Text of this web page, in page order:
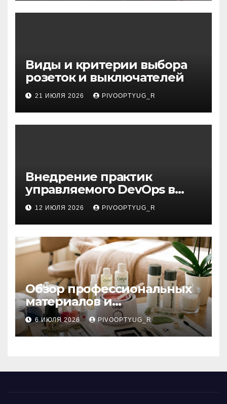
Виды и критерии выбора
розеток и выключателей
21 ИЮЛЯ 2026 PIVOOPTYUG_R
Внедрение практик
управляемого DevOps в
корпоративную ИТ-
инфраструктуру
12 ИЮЛЯ 2026 PIVOOPTYUG_R
Обзор профессиональных
материалов и
инструментов для
маникюра, депиляции,
наращивания ресниц и
6 ИЮЛЯ 2026 PIVOOPTYUG_R